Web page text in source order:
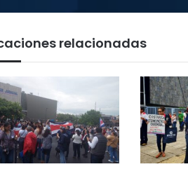
relacionadas